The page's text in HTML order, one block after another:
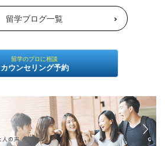
留学ブログ一覧
留学のプロに相談
カウンセリング予約